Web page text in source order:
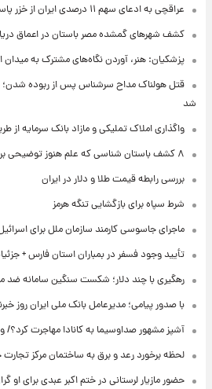
عراقچی به ادعای سهم ۱۱ درصدی ایران از خزر پاسخ داد
کشف شهرهای گمشده مصر باستان در اعماق
پزشکیان: هنر، آوردن نگاه‌های مشترک به
قتل هولناک مداح سرشناس پس از ربوده شدن؛
شد
واگذاری املاک تملیکی و مازاد بانک سرمایه از
۸ کشف باستان شناسی که علم هنوز توضیحی برای آنها ندارد+ تصاویر
بررسی رابطه قیمت طلا و دلار در ایران
شرط سپاه برای بازگشایی تنگه هرمز
ماجرای جاسوسی کارمند سازمان ملل برای
تأیید وجود فسفر در بمباران استان فارس +
رهگیری با چند دلار؛ شکست سنگین سامانه ضد
با صدور پیامی؛ مدیرعامل بانک ملی ایران روز
آشپز مشهور صداوسیما به کانادا مهاجرت کرد؟/
لحظه برخورد رعد و برق به ساختمان مرکز تجارت
حضور مازیار لرستانی در ختم اکبر عبدی برای او